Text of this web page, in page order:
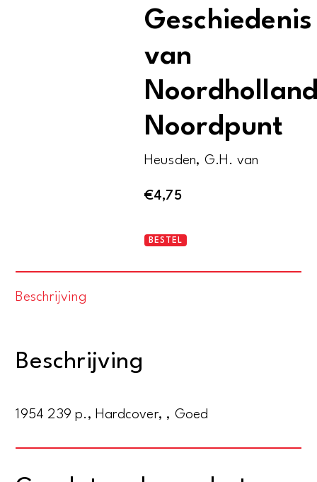
Geschiedenis
van
Noordpunt
Heusden, G.H. van
€4,75
Van
Noordpunt
BESTEL
Beschrijving
Beschrijving
1954 239 p., Hardcover, , Goed